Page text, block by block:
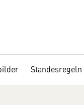
Standesregeln